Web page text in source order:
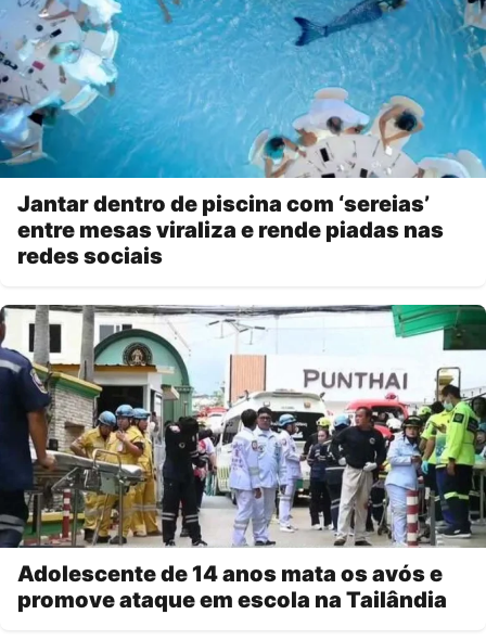
Jantar dentro de piscina com ‘sereias’
entre mesas viraliza e rende piadas nas
redes sociais
Adolescente de 14 anos mata os avós e
promove ataque em escola na Tailândia